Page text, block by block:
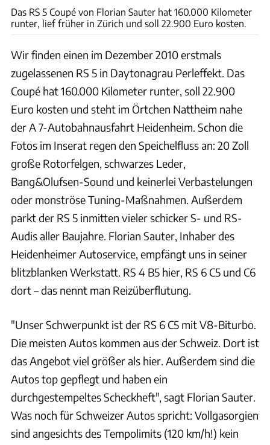
Das RS 5 Coupé von Florian Sauter hat 160.000 Kilometer
runter, lief früher in Zürich und soll 22.900 Euro kosten.
Wir finden einen im Dezember 2010 erstmals
zugelassenen RS 5 in Daytonagrau Perleffekt. Das
Coupé hat 160.000 Kilometer runter, soll 22.900
Euro kosten und steht im Örtchen Nattheim nahe
der A 7-Autobahnausfahrt Heidenheim. Schon die
Fotos im Inserat regen den Speichelfluss an: 20 Zoll
große Rotorfelgen, schwarzes Leder,
Bang&Olufsen-Sound und keinerlei Verbastelungen
oder monströse Tuning-Maßnahmen. Außerdem
parkt der RS 5 inmitten vieler schicker S- und RS-
Audis aller Baujahre. Florian Sauter, Inhaber des
Heidenheimer Autoservice, empfängt uns in seiner
blitzblanken Werkstatt. RS 4 B5 hier, RS 6 C5 und C6
dort – das nennt man Reizüberflutung.
"Unser Schwerpunkt ist der RS 6 C5 mit V8-Biturbo.
Die meisten Autos kommen aus der Schweiz. Dort ist
das Angebot viel größer als hier. Außerdem sind die
Autos top gepflegt und haben ein
durchgestempeltes Scheckheft", sagt Florian Sauter.
Was noch für Schweizer Autos spricht: Vollgasorgien
sind angesichts des Tempolimits (120 km/h!) kein